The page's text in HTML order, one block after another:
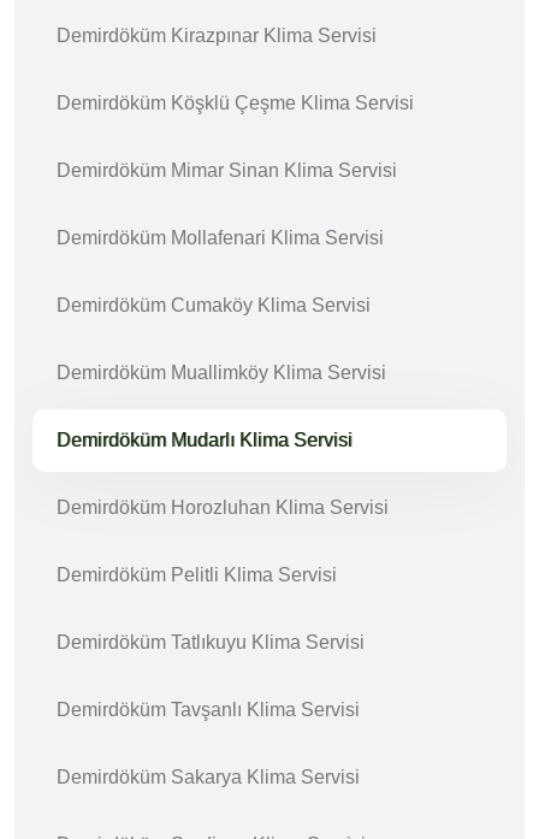
Demirdöküm Kirazpınar Klima Servisi
Demirdöküm Köşklü Çeşme Klima Servisi
Demirdöküm Mimar Sinan Klima Servisi
Demirdöküm Mollafenari Klima Servisi
Demirdöküm Cumaköy Klima Servisi
Demirdöküm Muallimköy Klima Servisi
Demirdöküm Mudarlı Klima Servisi
Demirdöküm Horozluhan Klima Servisi
Demirdöküm Pelitli Klima Servisi
Demirdöküm Tatlıkuyu Klima Servisi
Demirdöküm Tavşanlı Klima Servisi
Demirdöküm Sakarya Klima Servisi